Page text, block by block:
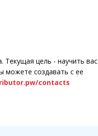
Текущая цель - научить вас
можете создавать с ее
contacts